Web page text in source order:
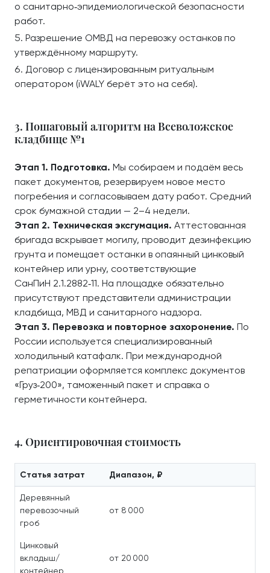
о санитарно‑эпидемиологической безопасности
работ.
Разрешение ОМВД на перевозку останков по
утверждённому маршруту.
Договор с лицензированным ритуальным
оператором (iWALY берёт это на себя).
3. Пошаговый алгоритм на Всеволожское
кладбище №1
Этап 1. Подготовка. Мы собираем и подаём весь
пакет документов, резервируем новое место
погребения и согласовываем дату работ. Средний
срок бумажной стадии — 2–4 недели.
Этап 2. Техническая эксгумация. Аттестованная
бригада вскрывает могилу, проводит дезинфекцию
грунта и помещает останки в опаянный цинковый
контейнер или урну, соответствующие
СанПиН 2.1.2882‑11. На площадке обязательно
присутствуют представители администрации
кладбища, МВД и санитарного надзора.
Этап 3. Перевозка и повторное захоронение. По
России используется специализированный
холодильный катафалк. При международной
репатриации оформляется комплекс документов
«Груз‑200», таможенный пакет и справка о
герметичности контейнера.
4. Ориентировочная стоимость
Статья затрат Диапазон, ₽
Деревянный
перевозочный
гроб
от 8 000
Цинковый
вкладыш/
контейнер
от 20 000